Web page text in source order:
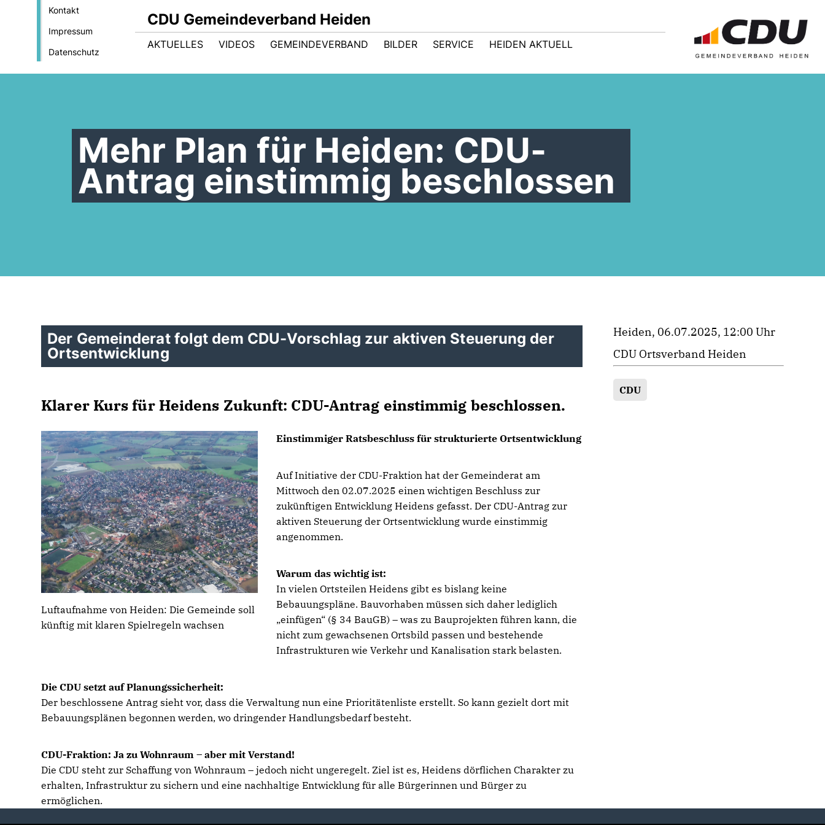
Kontakt
Impressum
Datenschutz
CDU Gemeindeverband Heiden
AKTUELLES VIDEOS GEMEINDEVERBAND BILDER SERVICE HEIDEN AKTUELL
Mehr Plan für Heiden: CDU-
Antrag einstimmig beschlossen
Der Gemeinderat folgt dem CDU-Vorschlag zur aktiven Steuerung der
Ortsentwicklung
Klarer Kurs für Heidens Zukunft: CDU-Antrag einstimmig beschlossen.
Luftaufnahme von Heiden: Die Gemeinde soll
künftig mit klaren Spielregeln wachsen
Einstimmiger Ratsbeschluss für strukturierte Ortsentwicklung
Auf Initiative der CDU-Fraktion hat der Gemeinderat am
Mittwoch den 02.07.2025 einen wichtigen Beschluss zur
zukünftigen Entwicklung Heidens gefasst. Der CDU-Antrag zur
aktiven Steuerung der Ortsentwicklung wurde einstimmig
angenommen.
Warum das wichtig ist:
In vielen Ortsteilen Heidens gibt es bislang keine
Bebauungspläne. Bauvorhaben müssen sich daher lediglich
einfügen“ (§ 34 BauGB) – was zu Bauprojekten führen kann, die
nicht zum gewachsenen Ortsbild passen und bestehende
Infrastrukturen wie Verkehr und Kanalisation stark belasten.
Die CDU setzt auf Planungssicherheit:
Der beschlossene Antrag sieht vor, dass die Verwaltung nun eine Prioritätenliste erstellt. So kann gezielt dort mit
Bebauungsplänen begonnen werden, wo dringender Handlungsbedarf besteht.
CDU-Fraktion: Ja zu Wohnraum – aber mit Verstand!
Die CDU steht zur Schaffung von Wohnraum – jedoch nicht ungeregelt. Ziel ist es, Heidens dörflichen Charakter zu
erhalten, Infrastruktur zu sichern und eine nachhaltige Entwicklung für alle Bürgerinnen und Bürger zu
ermöglichen.
Heiden, 06.07.2025, 12:00 Uhr
CDU Ortsverband Heiden
CDU